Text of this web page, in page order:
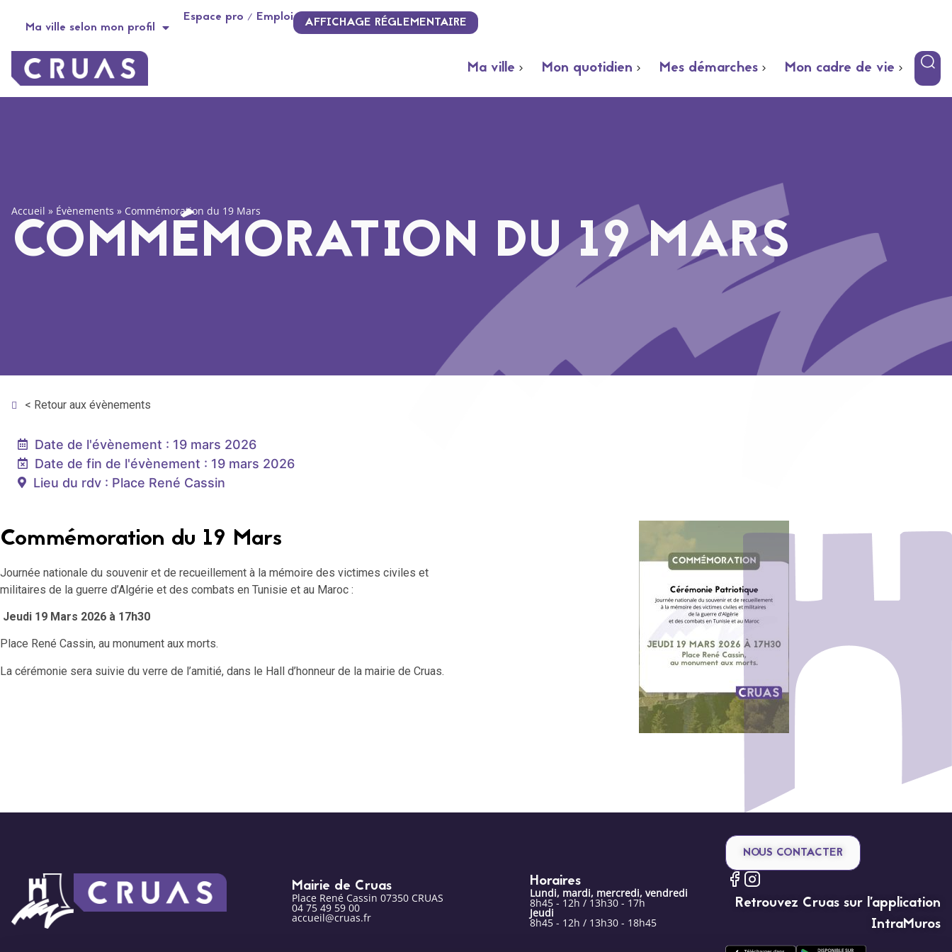
Ma ville selon mon profil
Espace pro / Emploi AFFICHAGE RÉGLEMENTAIRE
Ma ville Mon quotidien Mes démarches Mon cadre de vie
Accueil » Évènements » Commémoration du 19 Mars
COMMÉMORATION DU 19 MARS
< Retour aux évènements
Date de l'évènement : 19 mars 2026
Date de fin de l'évènement : 19 mars 2026
Lieu du rdv : Place René Cassin
Commémoration du 19 Mars
Journée nationale du souvenir et de recueillement à la mémoire des victimes civiles et
militaires de la guerre d’Algérie et des combats en Tunisie et au Maroc :
Jeudi 19 Mars 2026 à 17h30
Place René Cassin, au monument aux morts.
La cérémonie sera suivie du verre de l’amitié, dans le Hall d’honneur de la mairie de Cruas.
Mairie de Cruas
Place René Cassin 07350 CRUAS
04 75 49 59 00
accueil@cruas.fr
Horaires
Lundi, mardi, mercredi, vendredi
8h45 - 12h / 13h30 - 17h
Jeudi
8h45 - 12h / 13h30 - 18h45
NOUS CONTACTER
Retrouvez Cruas sur l’application
IntraMuros